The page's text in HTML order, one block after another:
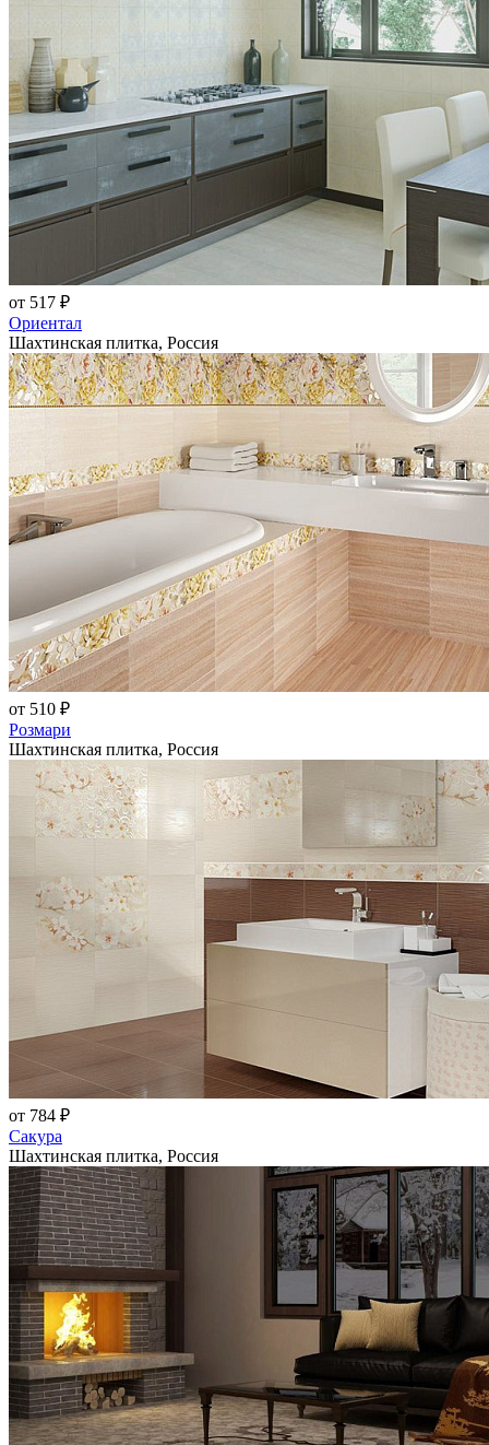
от 517 ₽
Ориентал
Шахтинская плитка, Россия
от 510 ₽
Розмари
Шахтинская плитка, Россия
от 784 ₽
Сакура
Шахтинская плитка, Россия